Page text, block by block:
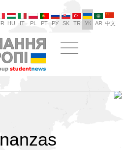
HU IT PL PT РУ SK TR УК AR 中文